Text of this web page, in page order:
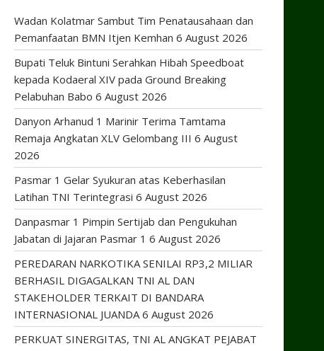
Wadan Kolatmar Sambut Tim Penatausahaan dan
Pemanfaatan BMN Itjen Kemhan 6 August 2026
Bupati Teluk Bintuni Serahkan Hibah Speedboat
kepada Kodaeral XIV pada Ground Breaking
Pelabuhan Babo 6 August 2026
Danyon Arhanud 1 Marinir Terima Tamtama
Remaja Angkatan XLV Gelombang III 6 August
2026
Pasmar 1 Gelar Syukuran atas Keberhasilan
Latihan TNI Terintegrasi 6 August 2026
Danpasmar 1 Pimpin Sertijab dan Pengukuhan
Jabatan di Jajaran Pasmar 1 6 August 2026
PEREDARAN NARKOTIKA SENILAI RP3,2 MILIAR
BERHASIL DIGAGALKAN TNI AL DAN
STAKEHOLDER TERKAIT DI BANDARA
INTERNASIONAL JUANDA 6 August 2026
PERKUAT SINERGITAS, TNI AL ANGKAT PEJABAT